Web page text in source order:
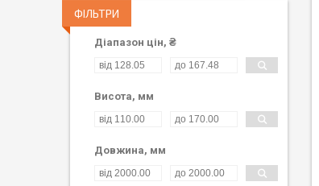
ФІЛЬТРИ
Діапазон цін, ₴
Висота, мм
Довжина, мм